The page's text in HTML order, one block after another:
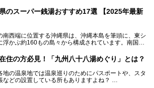
得し、平日・土日にかかわらず多くの常連客や温泉フ
訪れます。
目される存在。今回は貸切湯にスポットを当て、その
徹底解説します。
のスーパー銭湯おすすめ17選 【2025年最新
南西端に位置する沖縄県は、沖縄本島を筆頭に、東シ
浮かぶ約160もの島々から構成されています。南国な
かな自然、独自の歴史や文化など、多くの人を惹きつ
まない魅力あふれる観光県です。
沖縄県のスーパー銭湯には、ホテル併設などリゾート
に楽しめる施設が多くあります。日帰りでも旅行気分
住の方必見！「九州八十八湯めぐり」とは？
地の温泉地では温泉巡りのためにパスポートや、スタ
などの設置している所もありますよね？